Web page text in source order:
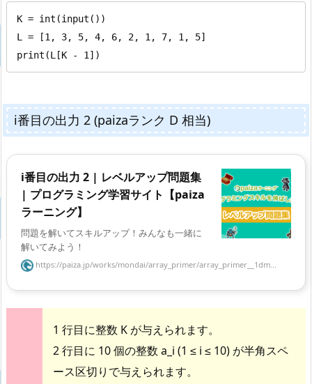
K = int(input())
L = [1, 3, 5, 4, 6, 2, 1, 7, 1, 5]
print(L[K - 1])
i番目の出力 2 (paizaランク D 相当)
i番目の出力 2 | レベルアップ問題集
| プログラミング学習サイト【paiza
ラーニング】
問題を解いてスキルアップ！みんなも一緒に
解いてみよう！
https://paiza.jp/works/mondai/array_primer/array_primer__1dm...
1 行目に整数 K が与えられます。
2 行目に 10 個の整数 a_i (1 ≤ i ≤ 10) が半角スペ
ース区切りで与えられます。